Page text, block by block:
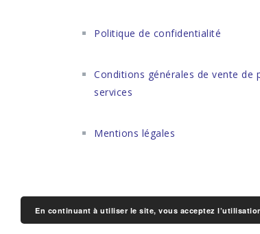
Politique de confidentialité
Conditions générales de vente de
services
Mentions légales
En continuant à utiliser le site, vous acceptez